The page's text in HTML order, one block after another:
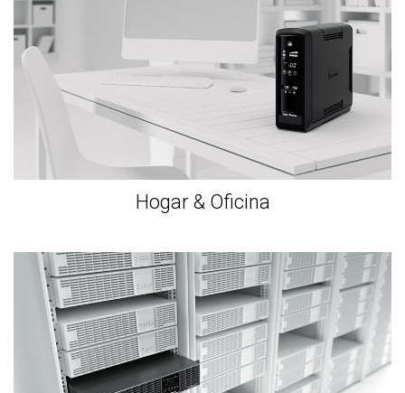
Hogar & Oficina